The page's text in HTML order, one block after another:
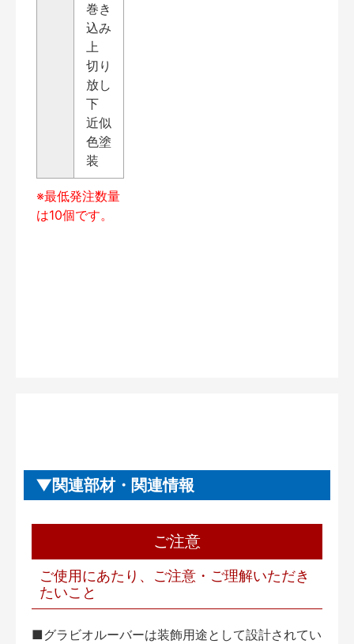
巻き
込み
上
切り
放し
下
近似
色塗
装
※最低発注数量
は10個です。
関連部材・関連情報
ご注意
ご使用にあたり、ご注意・ご理解いただき
たいこと
■グラビオルーバーは装飾用途として設計されてい